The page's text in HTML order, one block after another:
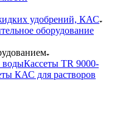
удобрений, КАС
оборудование
водыКассеты TR 9000-
КАС для растворов